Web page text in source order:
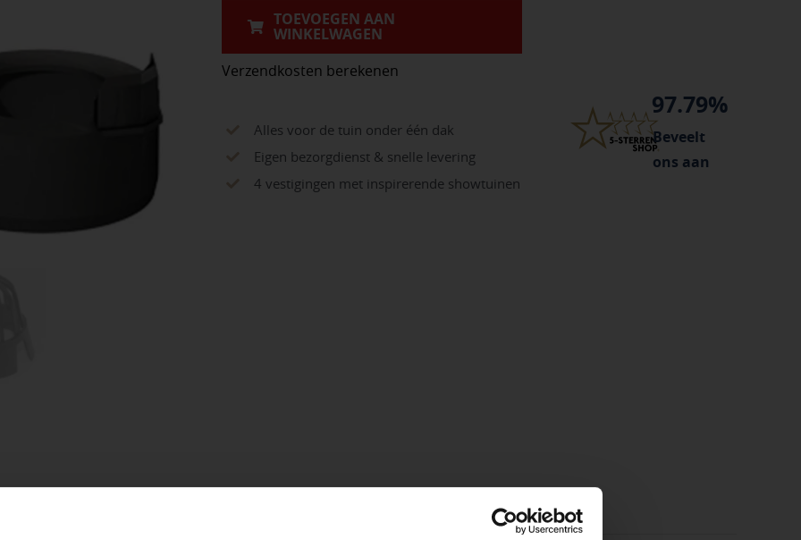
aantal
TOEVOEGEN AAN
WINKELWAGEN
Verzendkosten berekenen
Alles voor de tuin onder één dak
Eigen bezorgdienst & snelle levering
4 vestigingen met inspirerende showtuinen
97.79%
Beveelt
ons aan